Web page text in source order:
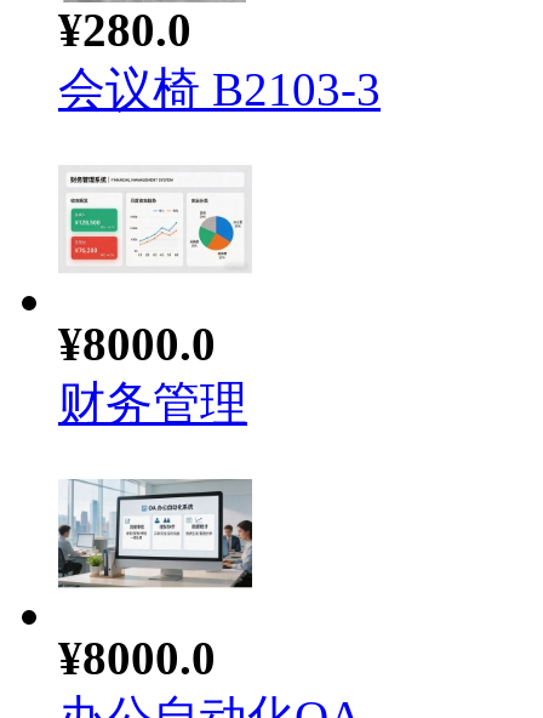
¥280.0
会议椅 B2103-3
¥8000.0
财务管理
¥8000.0